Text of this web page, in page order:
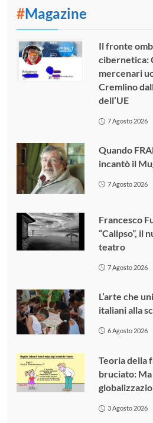
#Magazine
Il fronte
cibernetica:
mercenari
Cremlino
dell’UE
7 Agosto 2026
Quando
incantò il
7 Agosto 2026
Francesco
“Calipso”, il
teatro
7 Agosto 2026
L’arte che
italiani alla
6 Agosto 2026
Teoria della
bruciato: Ma
3 Agosto 2026